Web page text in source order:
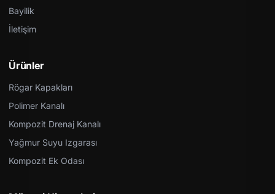
Bayilik
İletişim
Ürünler
Rögar Kapakları
Polimer Kanalı
Kompozit Drenaj Kanalı
Yağmur Suyu Izgarası
Kompozit Ek Odası